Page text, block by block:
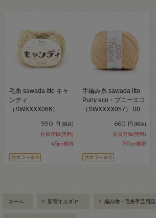
毛糸 sawada itto キャ
ンディ
（SWXXXX066）
990 円 (税込)
会員登録(無料)
45pt獲得
手編み糸 sawada itto
Puny eco・プニーエコ
（SWXXXX057） 009.
660 円 (税込)
会員登録(無料)
30pt獲得
ホーム > 新宿オカダヤ > 編み物・毛糸手芸用品